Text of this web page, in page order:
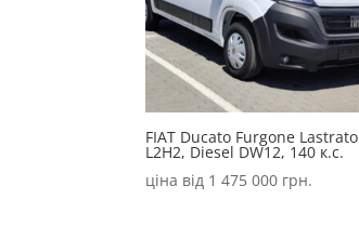
FIAT Ducato Furgone Lastrato
L2H2, Diesel DW12, 140 к.с.
ціна від 1 475 000 грн.